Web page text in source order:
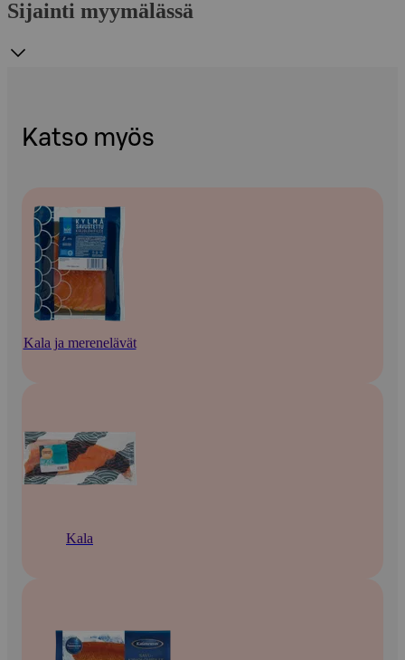
Sijainti myymälässä
Katso myös
Kala ja merenelävät
Kala